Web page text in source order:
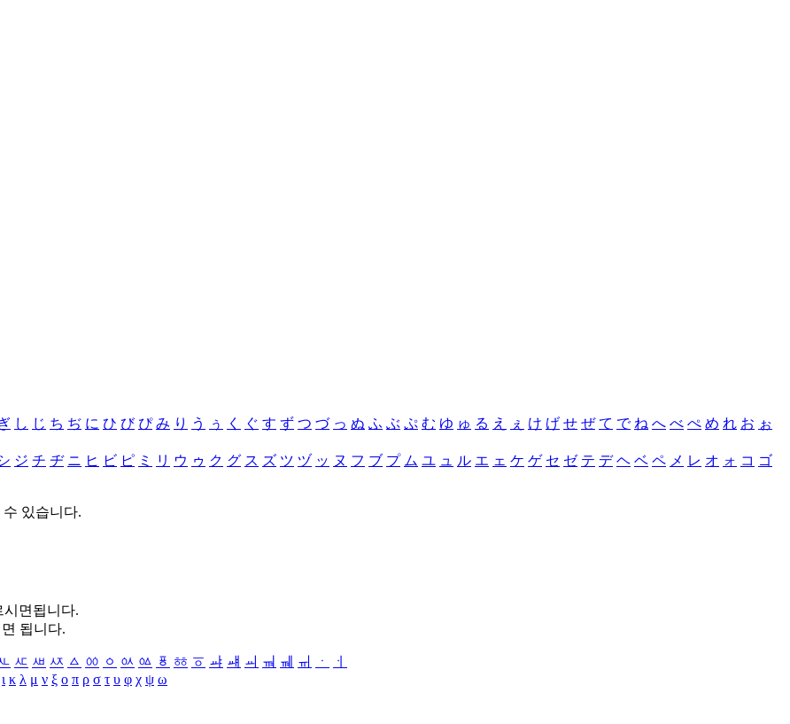
し じ ち ぢ に ひ び ぴ み り う ぅ く ぐ す ず つ づ っ ぬ ふ ぶ ぷ む ゆ ゅ る え ぇ け げ せ ぜ て で ね へ べ ぺ め れ お ぉ
ジ チ ヂ ニ ヒ ビ ピ ミ リ ウ ゥ ク グ ス ズ ツ ヅ ッ ヌ フ ブ プ ム ユ ュ ル エ ェ ケ ゲ セ ゼ テ デ ヘ ベ ペ メ レ オ ォ コ ゴ
있습니다.
시면됩니다.
됩니다.
ㅼ ㅽ ㅾ ㅿ ㆀ ㆁ ㆂ ㆃ ㆄ ㆅ ㆆ ㆇ ㆈ ㆉ ㆊ ㆋ ㆌ ㆍ
ㆎ
ι κ λ μ ν ξ ο π ρ σ τ υ φ χ ψ ω